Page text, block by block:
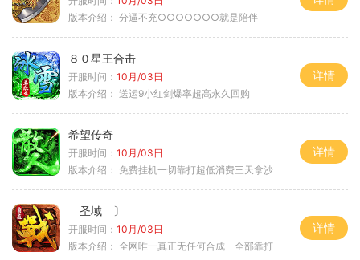
版本介绍： 分逼不充○○○○○○○就是陪伴
８０星王合击
开服时间： 10月/03日
版本介绍： 送运9小红剑爆率超高永久回购
详情
希望传奇
开服时间： 10月/03日
版本介绍： 免费挂机一切靠打超低消费三天拿沙
详情
圣域 〕
开服时间： 10月/03日
版本介绍： 全网唯一真正无任何合成 全部靠打
详情